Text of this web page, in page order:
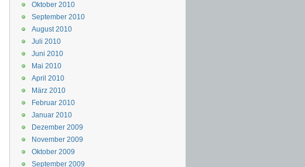
Oktober 2010
September 2010
August 2010
Juli 2010
Juni 2010
Mai 2010
April 2010
März 2010
Februar 2010
Januar 2010
Dezember 2009
November 2009
Oktober 2009
September 2009